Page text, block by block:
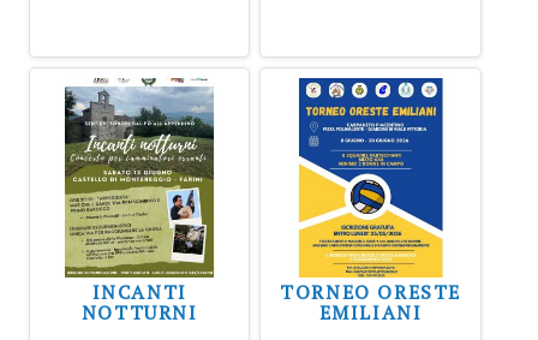
INCANTI
NOTTURNI
TORNEO ORESTE
EMILIANI